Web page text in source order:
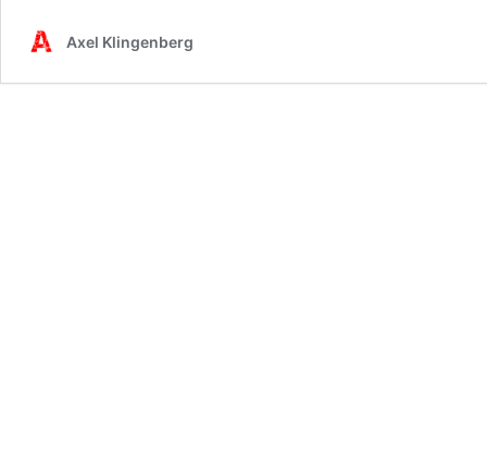
Axel Klingenberg